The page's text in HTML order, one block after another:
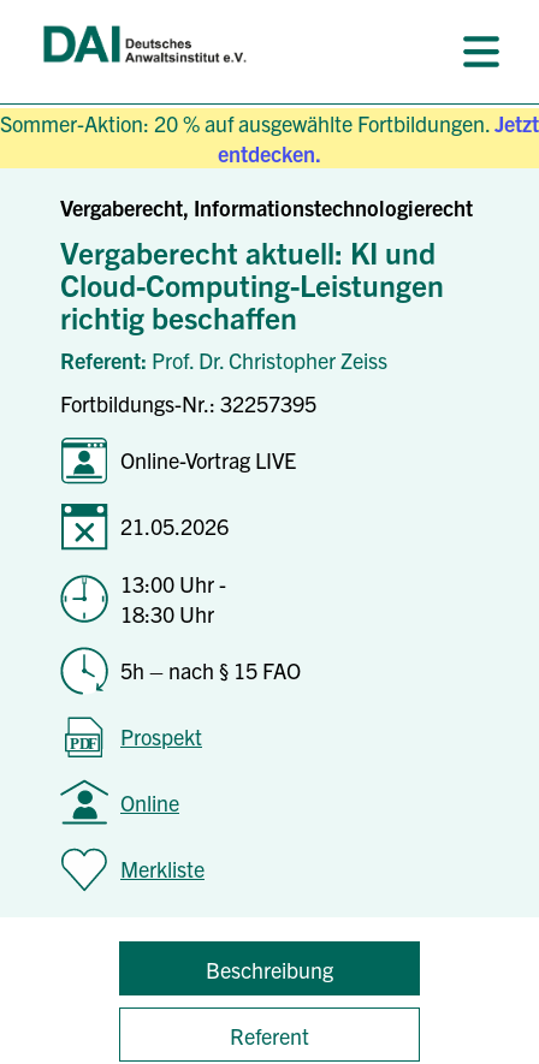
Sommer-Aktion: 20 % auf ausgewählte Fortbildungen.Jetzt
entdecken.
Vergaberecht, Informationstechnologierecht
Vergaberecht aktuell: KI und
Cloud-Computing-Leistungen
richtig beschaffen
Referent: Prof. Dr. Christopher Zeiss
Fortbildungs-Nr.: 32257395
Online-Vortrag LIVE
21.05.2026
13:00 Uhr -
18:30 Uhr
5h – nach § 15 FAO
Prospekt
Online
Merkliste
Beschreibung
Referent